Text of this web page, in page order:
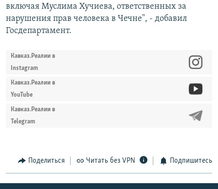
включая Муслима Хучиева, ответственных за
нарушения прав человека в Чечне", - добавил
Госдепартамент.
Кавказ.Реалии в
Instagram
Кавказ.Реалии в
YouTube
Кавказ.Реалии в
Telegram
Поделиться Читать без VPN Подпишитесь